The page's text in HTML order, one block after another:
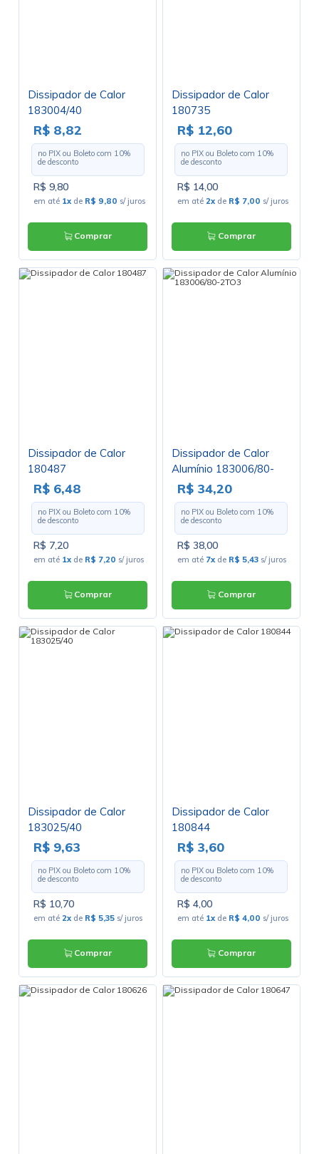
Dissipador de Calor
183004/40
R$ 8,82
no PIX ou Boleto com 10%
de desconto
R$ 9,80
em até 1x de R$ 9,80 s/ juros
Comprar
Dissipador de Calor
180735
R$ 12,60
no PIX ou Boleto com 10%
de desconto
R$ 14,00
em até 2x de R$ 7,00 s/ juros
Comprar
Dissipador de Calor
180487
R$ 6,48
no PIX ou Boleto com 10%
de desconto
R$ 7,20
em até 1x de R$ 7,20 s/ juros
Comprar
Dissipador de Calor
Alumínio 183006/80-
2TO3
R$ 34,20
no PIX ou Boleto com 10%
de desconto
R$ 38,00
em até 7x de R$ 5,43 s/ juros
Comprar
Dissipador de Calor
183025/40
R$ 9,63
no PIX ou Boleto com 10%
de desconto
R$ 10,70
em até 2x de R$ 5,35 s/ juros
Comprar
Dissipador de Calor
180844
R$ 3,60
no PIX ou Boleto com 10%
de desconto
R$ 4,00
em até 1x de R$ 4,00 s/ juros
Comprar